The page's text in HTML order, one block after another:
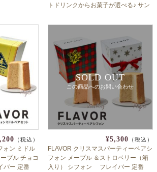
トドリンクからお菓子が選べる♪ サン
（税込）
ォン ミドル
プル チョコ
バー 定番
SOLD OUT
この商品へのお問い合わせ
¥5,300 （税込）
FLAVOR クリスマスパーティーペアシ
フォン メープル ＆ストロベリー（箱
入り） シフォン フレイバー 定番